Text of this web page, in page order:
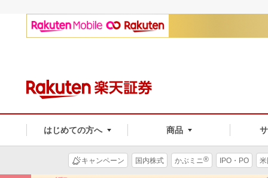
はじめての方へ 商品
キャンペーン 国内株式 かぶミニ® IPO・PO